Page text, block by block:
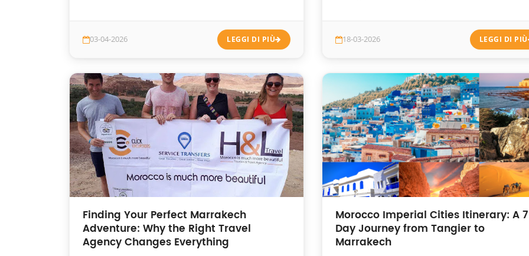
03-04-2026 LEGGI DI PIÙ 18-03-2026 LEGGI DI PIÙ
Finding Your Perfect Marrakech
Adventure: Why the Right Travel
Agency Changes Everything
Morocco Imperial Cities Itinerary: A
Day Journey from Tangier to
Marrakech